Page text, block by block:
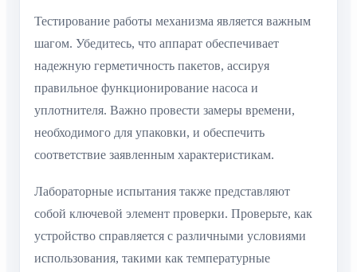
Тестирование работы механизма является важным
шагом. Убедитесь, что аппарат обеспечивает
надежную герметичность пакетов, ассируя
правильное функционирование насоса и
уплотнителя. Важно провести замеры времени,
необходимого для упаковки, и обеспечить
соответствие заявленным характеристикам.
Лабораторные испытания также представляют
собой ключевой элемент проверки. Проверьте, как
устройство справляется с различными условиями
использования, такими как температурные